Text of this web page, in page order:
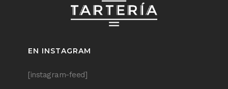
EN INSTAGRAM
[instagram-feed]